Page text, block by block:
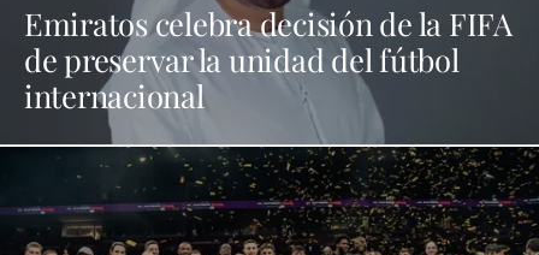
Emiratos celebra decisión de la FIFA
de preservar la unidad del fútbol
internacional